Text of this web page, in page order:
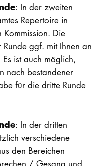
: In der zweiten
Repertoire in
Kommission. Die
ggf. mit Ihnen an
ist auch möglich,
nach bestandener
für die dritte Runde
: In der dritten
verschiedene
den Bereichen
/ Gesang und